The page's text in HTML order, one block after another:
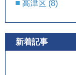
高津区 (8)
新着記事